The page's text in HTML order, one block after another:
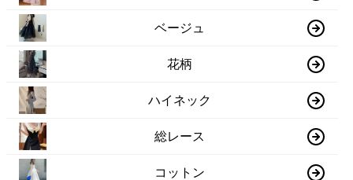
ベージュ
花柄
ハイネック
総レース
コットン